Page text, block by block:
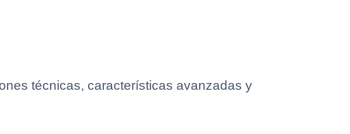
técnicas, características avanzadas y